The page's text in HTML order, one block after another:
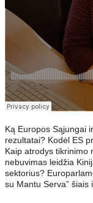
Ką Europos Sąjungai
rezultatai? Kodėl ES
Kaip atrodys tikrinimo
nebuvimas leidžia
sektorius?
su Mantu Serva” šiais